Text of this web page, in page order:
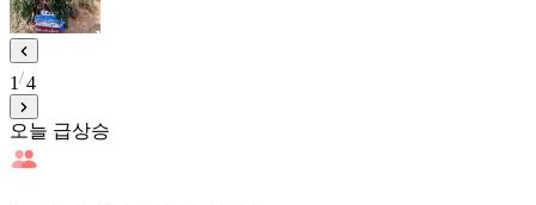
1 4
오늘 급상승